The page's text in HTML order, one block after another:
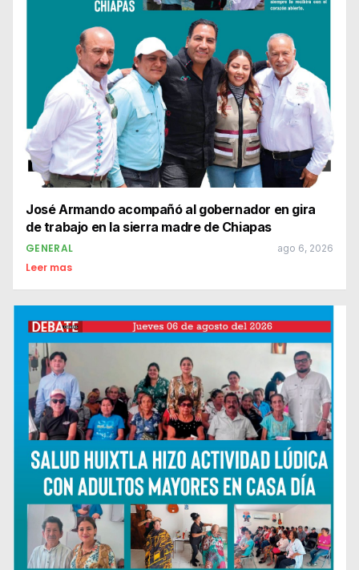
José Armando acompañó al gobernador en gira
de trabajo en la sierra madre de Chiapas
GENERAL ago 6, 2026
Leer mas